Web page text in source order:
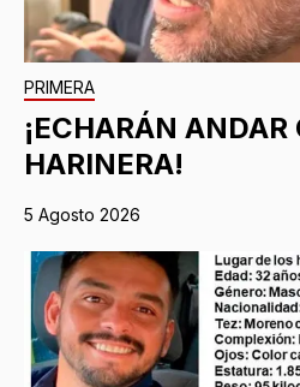
PRIMERA
¡ECHARÁN ANDAR
HARINERA!
5 Agosto 2026